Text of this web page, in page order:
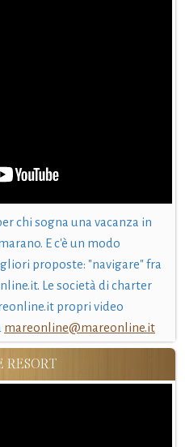
chi sogna una vacanza in
E c'è un modo
proposte: "navigare" fra
Le società di charter
propri video
mareonline@mareonline.it
RESORT